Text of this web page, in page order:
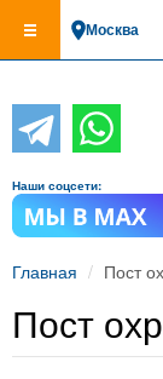
основному
Москва
Наши соцсети:
Главная Пост
Пост